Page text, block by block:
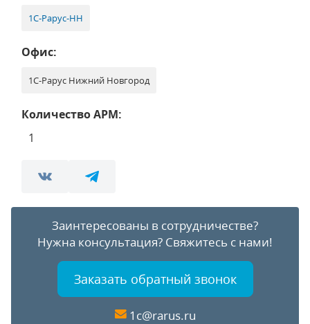
1С‑Рарус-НН
Офис:
1С-Рарус Нижний Новгород
Количество АРМ:
1
Заинтересованы в сотрудничестве?
Нужна консультация? Свяжитесь с нами!
Заказать обратный звонок
1c@rarus.ru